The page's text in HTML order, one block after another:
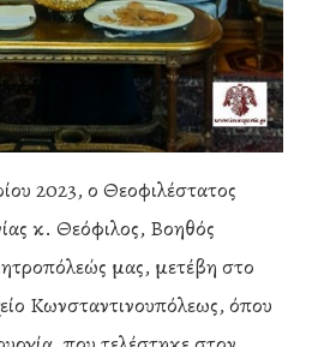
2023, ο Θεοφιλέστατος
κ. Θεόφιλος, Βοηθός
μας, μετέβη στο
Κωνσταντινουπόλεως, όπου